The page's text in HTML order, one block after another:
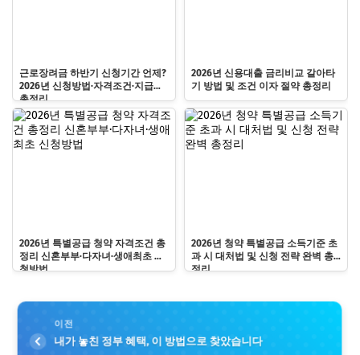
근로장려금 하반기 신청기간 언제?
2026년 신청방법·자격조건·지급액
총정리
2026년 신용대출 금리비교 갈아타
기 방법 및 조건 이자 절약 총정리
2026년 특별공급 청약 자격조건 총
정리 신혼부부·다자녀·생애최초 신
청방법
2026년 청약 특별공급 소득기준 초
과 시 대처법 및 신청 전략 완벽 총
정리
이전
내가 놓친 정부 혜택, 이 방법으로 찾았습니다